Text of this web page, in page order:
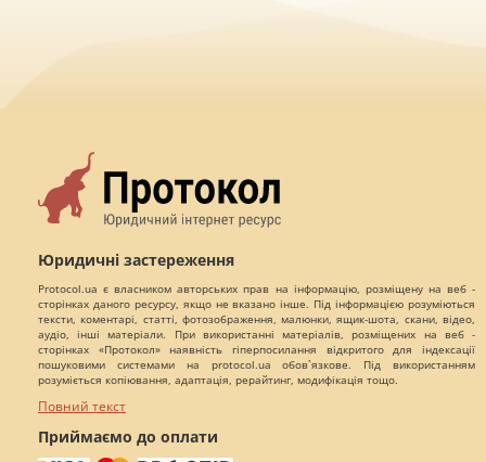
Юридичні застереження
Protocol.ua є власником авторських прав на інформацію, розміщену на веб -
сторінках даного ресурсу, якщо не вказано інше. Під інформацією розуміються
тексти, коментарі, статті, фотозображення, малюнки, ящик-шота, скани, відео,
аудіо, інші матеріали. При використанні матеріалів, розміщених на веб -
сторінках «Протокол» наявність гіперпосилання відкритого для індексації
пошуковими системами на protocol.ua обов`язкове. Під використанням
розуміється копіювання, адаптація, рерайтинг, модифікація тощо.
Повний текст
Приймаємо до оплати